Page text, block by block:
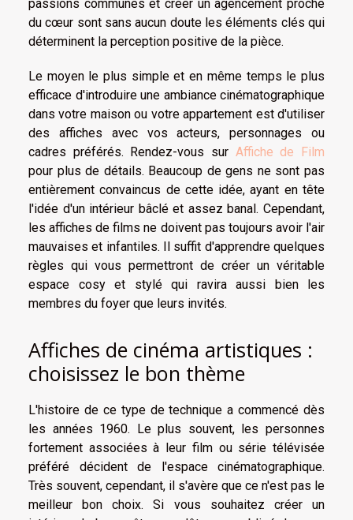
passions communes et créer un agencement proche
du cœur sont sans aucun doute les éléments clés qui
déterminent la perception positive de la pièce.
Le moyen le plus simple et en même temps le plus
efficace d'introduire une ambiance cinématographique
dans votre maison ou votre appartement est d'utiliser
des affiches avec vos acteurs, personnages ou
cadres préférés. Rendez-vous sur Affiche de Film
pour plus de détails. Beaucoup de gens ne sont pas
entièrement convaincus de cette idée, ayant en tête
l'idée d'un intérieur bâclé et assez banal. Cependant,
les affiches de films ne doivent pas toujours avoir l'air
mauvaises et infantiles. Il suffit d'apprendre quelques
règles qui vous permettront de créer un véritable
espace cosy et stylé qui ravira aussi bien les
membres du foyer que leurs invités.
Affiches de cinéma artistiques :
choisissez le bon thème
L'histoire de ce type de technique a commencé dès
les années 1960. Le plus souvent, les personnes
fortement associées à leur film ou série télévisée
préféré décident de l'espace cinématographique.
Très souvent, cependant, il s'avère que ce n'est pas le
meilleur bon choix. Si vous souhaitez créer un